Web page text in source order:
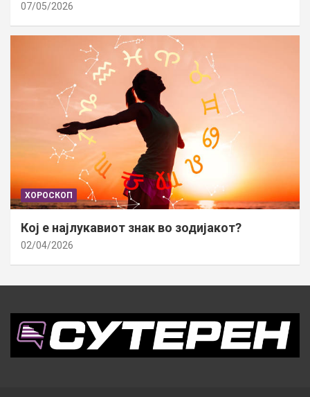
07/05/2026
ХОРОСКОП
Кој е најлукавиот знак во зодијакот?
02/04/2026